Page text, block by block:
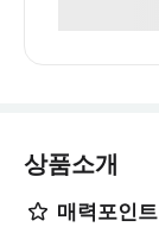
상품소개
매력포인트